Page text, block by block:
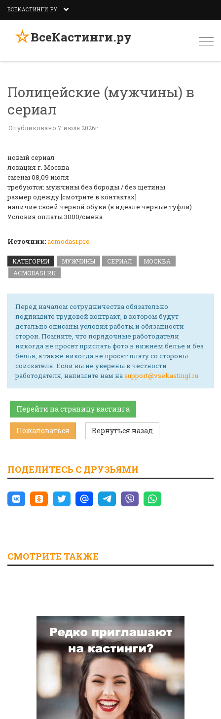
ВСЕКАСТИНГИ.РУ
☆ВсеКастинги.ру
Полицейские (мужчины) в
сериал
Опубликовано 7 июля 2026г.
новый сериал
локация г. Москва
смены 08,09 июля
требуются: мужчины без бороды / без щетины
размер одежду [смотрите в контактах]
наличие своей черной обуви (в идеале черные туфли)
Условия оплаты 3000/смена
Источник:acmodasi.pro
КАТЕГОРИИ МУЖЧИНЫ СЕРИАЛ
МОСКВА
ACMODASI.RU
Перед началом сотрудничества обязательно
подпишите трудовой контракт, в котором будут
детально описаны условия работы и обязанности
сторон. Помните, что порядочные работодатели
никогда не просят прислать фото в нижнем белье и без
белья, а также никогда не просят плату со стороны
соискателя. Если вы не уверены в честности
работодателя, напишите нам наsupport@vsekastingi.ru
Перейти на страницу кастинга
Пожаловаться Вернуться назад
ПОДЕЛИТЕСЬ С ДРУЗЬЯМИ
СМОТРИТЕ ТАКЖЕ